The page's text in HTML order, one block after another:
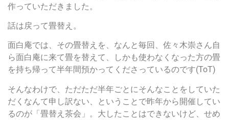
作っていただきました。
話は戻って畳替え。
面白庵では、その畳替えを、なんと毎回、佐々木崇さん自
ら面白庵に来て畳を替えて、しかも使わなくなった方の畳
を持ち帰って半年間預かってくださっているのです(ToT)
そんなわけで、ただただ半年ごとにそんなことをしていた
だくなんて申し訳ない、ということで昨年から開催してい
るのが「畳替え茶会」。大したことはできないけど、せめ